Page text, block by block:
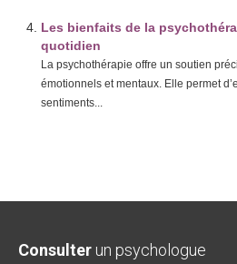
Les bienfaits de la
quotidien
La psychothérapie offre un soutien
émotionnels et mentaux. Elle permet
sentiments...
Consulter un psychologue